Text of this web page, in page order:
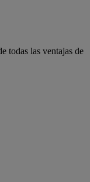
todas las ventajas de